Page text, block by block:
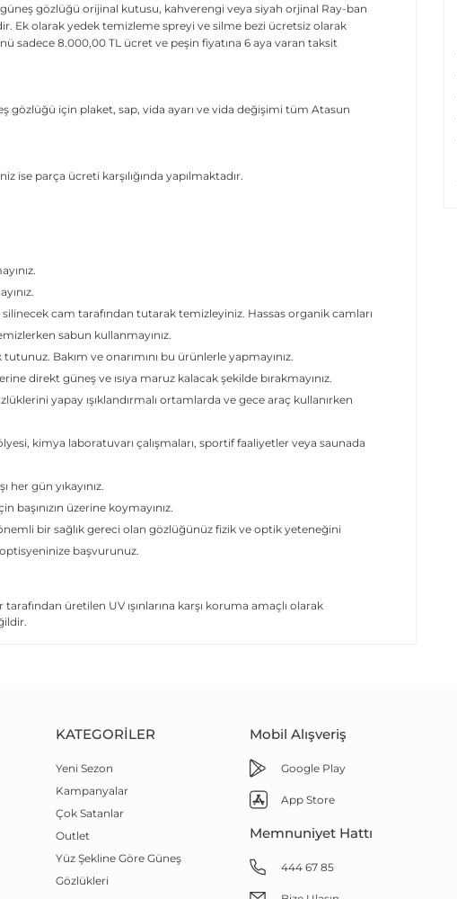
gözlüğü orijinal kutusu, kahverengi veya siyah orjinal Ray-ban
Ek olarak yedek temizleme spreyi ve silme bezi ücretsiz olarak
sadece 8.000,00 TL ücret ve peşin fiyatına 6 aya varan taksit
gözlüğü için plaket, sap, vida ayarı ve vida değişimi tüm Atasun
ise parça ücreti karşılığında yapılmaktadır.
cam tarafından tutarak temizleyiniz. Hassas organik camları
sabun kullanmayınız.
Bakım ve onarımını bu ürünlerle yapmayınız.
direkt güneş ve ısıya maruz kalacak şekilde bırakmayınız.
yapay ışıklandırmalı ortamlarda ve gece araç kullanırken
kimya laboratuvarı çalışmaları, sportif faaliyetler veya saunada
her gün yıkayınız.
başınızın üzerine koymayınız.
bir sağlık gereci olan gözlüğünüz fizik ve optik yeteneğini
başvurunuz.
üretilen UV ışınlarına karşı koruma amaçlı olarak
KATEGORILER
Yeni Sezon
Kampanyalar
Çok Satanlar
Outlet
Yüz Şekline Göre Güneş
Gözlükleri
Mobil Alışveriş
Google Play
App Store
Memnuniyet Hattı
444 67 85